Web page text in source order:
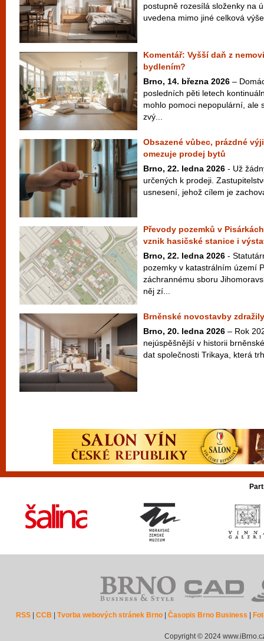
postupně rozesílá složenky na
uvedena mimo jiné celková
Komentář: Vyšší daň z
bydlením?
Brno, 14. března 2026 –
posledních pěti letech
mohlo pomoci nepopulární, ale
zvý...
Obsazené vůbec, prázdné
omezuje prodej bytů
Brno, 22. ledna 2026 - Už
určených k prodeji.
usnesení, jehož cílem je
Převody pozemků v
vznik hasičské stanice i
Brno, 22. ledna 2026 -
pozemky v katastrálním území
záchrannému sboru
něj zí...
Brněnské novostavby
Brno, 20. ledna 2026 – Rok
nejúspěšnější v historii
dat společnosti Trikaya, která
RSS |CCB |Tvorba webových stránek Brno |Časopis Brno Business
Copyright © 2024